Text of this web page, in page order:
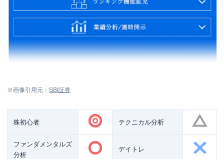
※画像引用元： SBI証券
株初心者 テクニカル分析
ファンダメンタルズ
分析
デイトレ